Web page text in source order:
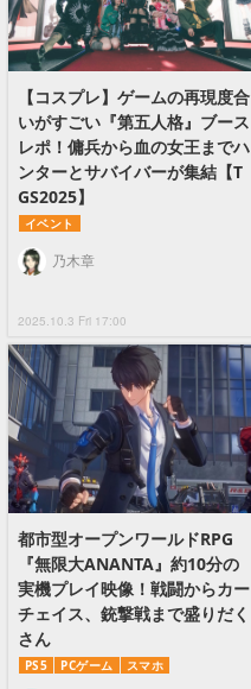
【コスプレ】ゲームの再現度合
いがすごい『第五人格』ブース
レポ！傭兵から血の女王までハ
ンターとサバイバーが集結【T
GS2025】
イベント
2025.10.3 Fri 17:00
乃木章
都市型オープンワールドRPG
『無限大ANANTA』約10分の
実機プレイ映像！戦闘からカー
チェイス、銃撃戦まで盛りだく
さん
PS5 PCゲーム スマホ